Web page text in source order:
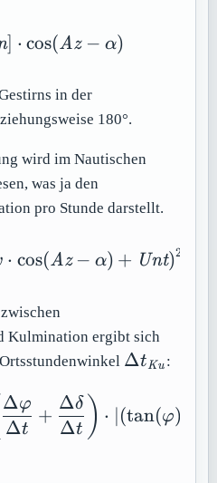
\frac{\Delta
] ⋅ cos(Az − α)
in der
180°.
wird im Nautischen
was ja den
pro Stunde darstellt.
\Delta h\ \approx \
⋅ cos(Az − α) + Unt)2
Kulmination ergibt sich
\Delta
ΔtKu :
\Delta
Δt
Δφ
+
Δt
Δδ ) ⋅ ∣(tan(φ)